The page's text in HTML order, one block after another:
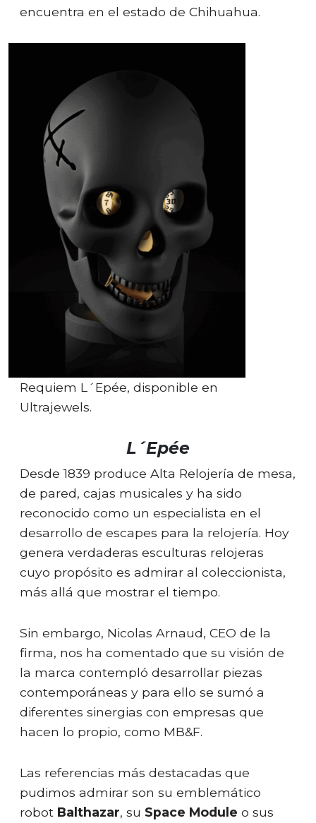
encuentra en el estado de Chihuahua.
Requiem L´Epée, disponible en
Ultrajewels.
L´Epée
Desde 1839 produce Alta Relojería de mesa,
de pared, cajas musicales y ha sido
reconocido como un especialista en el
desarrollo de escapes para la relojería. Hoy
genera verdaderas esculturas relojeras
cuyo propósito es admirar al coleccionista,
más allá que mostrar el tiempo.
Sin embargo, Nicolas Arnaud, CEO de la
firma, nos ha comentado que su visión de
la marca contempló desarrollar piezas
contemporáneas y para ello se sumó a
diferentes sinergias con empresas que
hacen lo propio, como MB&F.
Las referencias más destacadas que
pudimos admirar son su emblemático
robot Balthazar, su Space Module o sus